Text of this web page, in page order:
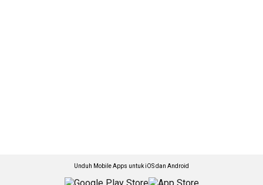
Unduh Mobile Apps untuk iOS dan Android